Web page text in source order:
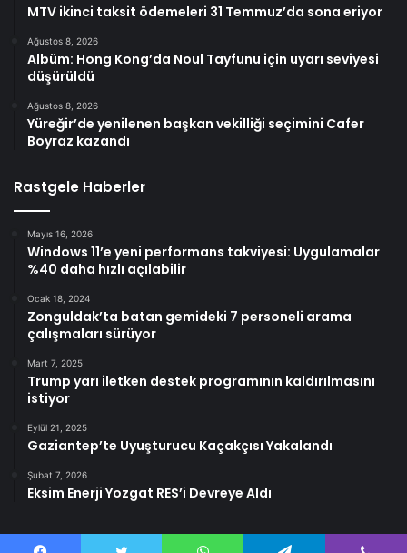
MTV ikinci taksit ödemeleri 31 Temmuz’da sona eriyor
Ağustos 8, 2026
Albüm: Hong Kong’da Noul Tayfunu için uyarı seviyesi
düşürüldü
Ağustos 8, 2026
Yüreğir’de yenilenen başkan vekilliği seçimini Cafer
Boyraz kazandı
Rastgele Haberler
Mayıs 16, 2026
Windows 11’e yeni performans takviyesi: Uygulamalar
%40 daha hızlı açılabilir
Ocak 18, 2024
Zonguldak’ta batan gemideki 7 personeli arama
çalışmaları sürüyor
Mart 7, 2025
Trump yarı iletken destek programının kaldırılmasını
istiyor
Eylül 21, 2025
Gaziantep’te Uyuşturucu Kaçakçısı Yakalandı
Şubat 7, 2026
Eksim Enerji Yozgat RES’i Devreye Aldı